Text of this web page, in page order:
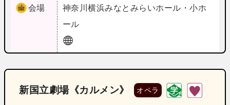
会場 神奈川横浜みなとみらいホール・小ホ
ール
新国立劇場《カルメン》 オペラ